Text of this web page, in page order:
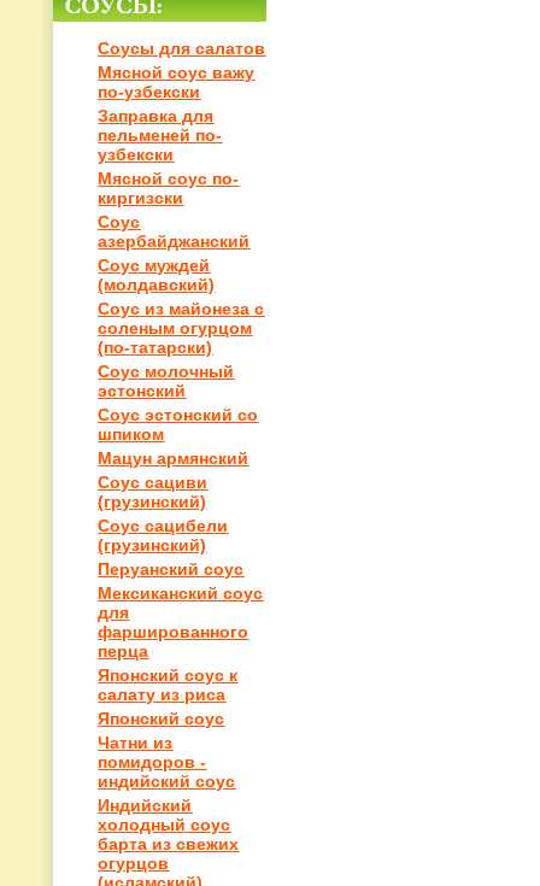
Соусы для салатов
Мясной соус важу
по-узбекски
Заправка для
пельменей по-
узбекски
Мясной соус по-
киргизски
Соус
азербайджанский
Соус муждей
(молдавский)
Соус из майонеза с
соленым огурцом
(по-татарски)
Соус молочный
эстонский
Соус эстонский со
шпиком
Мацун армянский
Соус сациви
(грузинский)
Соус сацибели
(грузинский)
Перуанский соус
Мексиканский соус
для
фаршированного
перца
Японский соус к
салату из риса
Японский соус
Чатни из
помидоров -
индийский соус
Индийский
холодный соус
барта из свежих
огурцов